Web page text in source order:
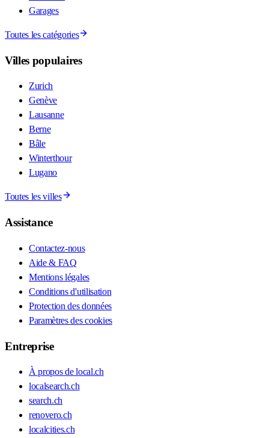
Garages
Toutes les catégories
Villes populaires
Zurich
Genève
Lausanne
Berne
Bâle
Winterthour
Lugano
Toutes les villes
Assistance
Contactez-nous
Aide & FAQ
Mentions légales
Conditions d'utilisation
Protection des données
Paramètres des cookies
Entreprise
À propos de local.ch
localsearch.ch
search.ch
renovero.ch
localcities.ch